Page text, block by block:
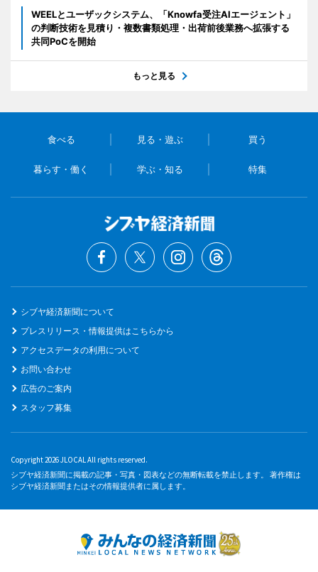
WEELとユーザックシステム、「Knowfa受注AIエージェント」
の判断技術を見積り・複数書類処理・出荷前後業務へ拡張する
共同PoCを開始
もっと見る
食べる 見る・遊ぶ 買う
暮らす・働く 学ぶ・知る 特集
シブヤ経済新聞について
プレスリリース・情報提供はこちらから
アクセスデータの利用について
お問い合わせ
広告のご案内
スタッフ募集
Copyright 2026 JLOCAL All rights reserved.
シブヤ経済新聞に掲載の記事・写真・図表などの無断転載を禁止します。 著作権は
シブヤ経済新聞またはその情報提供者に属します。